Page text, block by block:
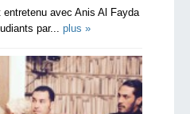
entretenu avec Anis Al Fayda
par... plus »